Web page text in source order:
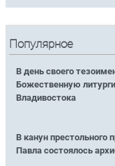
Популярное
В день своего
Божественную
Владивостока
В канун престольного
Павла состоялось